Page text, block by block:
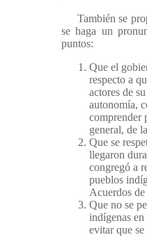
También se
se haga un
puntos:
Que el
respecto a
actores de
autonomía,
comprender
general, de
Que se
llegaron
congregó a
pueblos
Acuerdos
Que no se
indígenas en
evitar que